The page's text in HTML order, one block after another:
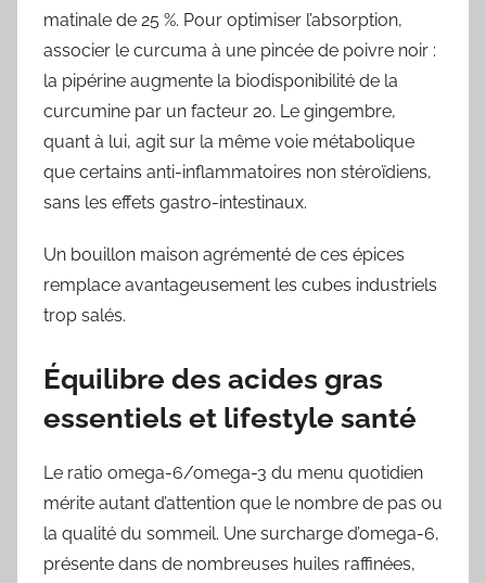
matinale de 25 %. Pour optimiser l’absorption,
associer le curcuma à une pincée de poivre noir :
la pipérine augmente la biodisponibilité de la
curcumine par un facteur 20. Le gingembre,
quant à lui, agit sur la même voie métabolique
que certains anti-inflammatoires non stéroïdiens,
sans les effets gastro-intestinaux.
Un bouillon maison agrémenté de ces épices
remplace avantageusement les cubes industriels
trop salés.
Équilibre des acides gras
essentiels et lifestyle santé
Le ratio omega-6/omega-3 du menu quotidien
mérite autant d’attention que le nombre de pas ou
la qualité du sommeil. Une surcharge d’omega-6,
présente dans de nombreuses huiles raffinées,